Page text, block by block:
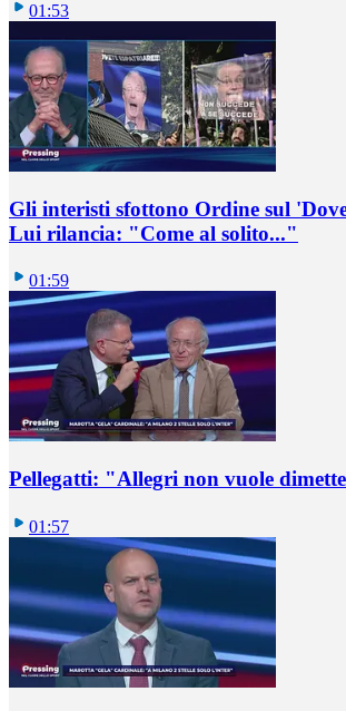
01:53
Gli interisti sfottono Ordine sul
Lui rilancia: "Come al solito..."
01:59
Pellegatti: "Allegri non vuole
01:57